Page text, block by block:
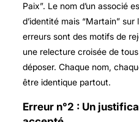
Paix”. Le nom d’un associé
d’identité mais “Martain”
erreurs sont des motifs de
une relecture croisée de
déposer. Chaque nom,
être identique partout.
Erreur n°2 : Un